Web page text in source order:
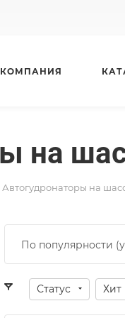
КОМПАНИЯ
на
Автогудронаторы на
По популярности
Статус Хит